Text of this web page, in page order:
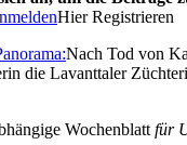
Hier Registrieren
Nach Tod von
die Lavanttaler
Wochenblatt für